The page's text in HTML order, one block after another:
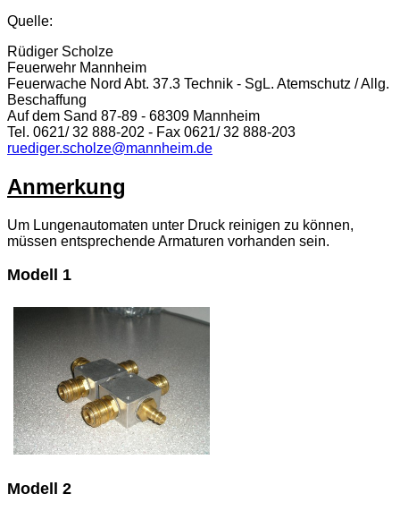
Quelle:
Rüdiger Scholze
Feuerwehr Mannheim
Feuerwache Nord Abt. 37.3 Technik - SgL. Atemschutz / Allg.
Beschaffung
Auf dem Sand 87-89 - 68309 Mannheim
Tel. 0621/ 32 888-202 - Fax 0621/ 32 888-203
ruediger.scholze@mannheim.de
Anmerkung
Um Lungenautomaten unter Druck reinigen zu können,
müssen entsprechende Armaturen vorhanden sein.
Modell 1
Modell 2